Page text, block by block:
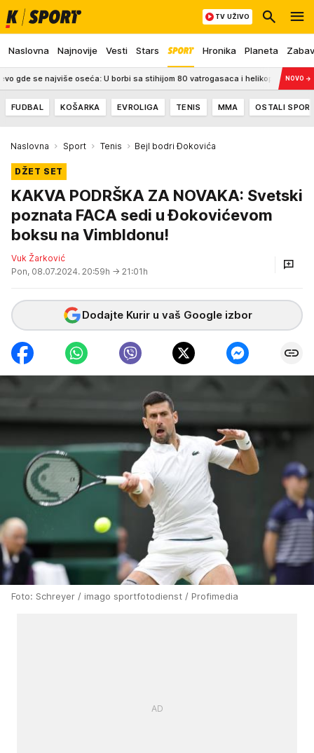
Naslovna Najnovije Vesti Stars Hronika Planeta
TV UŽIVO
se najviše oseća: U borbi sa stihijom 80 vatrogasaca i helikopteri VIDEONOVO →
FUDBAL KOŠARKA EVROLIGA TENIS MMA OSTALI
Naslovna Sport Tenis Bejl bodri Đokovića
DŽET SET
KAKVA PODRŠKA ZA NOVAKA: Svetski
poznata FACA sedi u Đokovićevom
boksu na Vimbldonu!
Vuk Žarković
Pon, 08.07.2024. 20:59h → 21:01h
Dodajte Kurir u vaš Google izbor
Foto: Schreyer / imago sportfotodienst / Profimedia